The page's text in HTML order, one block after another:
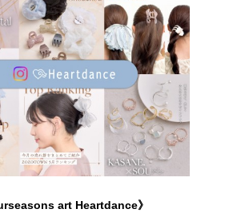
art Heartdance》